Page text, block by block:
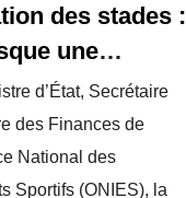
des stades :
une
de fonds
d’État, Secrétaire
des Finances de
National des
Sportifs (ONIES), la